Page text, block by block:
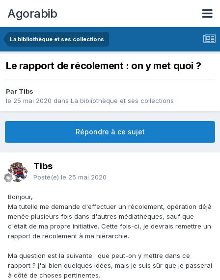
Agorabib
La bibliothèque et ses collections
Le rapport de récolement : on y met quoi ?
Par Tibs
le 25 mai 2020 dans La bibliothèque et ses collections
Répondre à ce sujet
Tibs
Posté(e) le 25 mai 2020
Bonjour,
Ma tutelle me demande d'effectuer un récolement, opération déjà
menée plusieurs fois dans d'autres médiathèques, sauf que
c'était de ma propre initiative. Cette fois-ci, je devrais remettre un
rapport de récolement à ma hiérarchie.
Ma question est la suivante : que peut-on y mettre dans ce
rapport ? j'ai bien quelques idées, mais je suis sûr que je passerai
à côté de choses pertinentes.